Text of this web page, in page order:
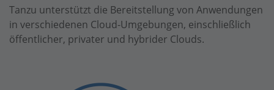
Tanzu unterstützt die Bereitstellung von Anwendungen
in verschiedenen Cloud-Umgebungen, einschließlich
öffentlicher, privater und hybrider Clouds.